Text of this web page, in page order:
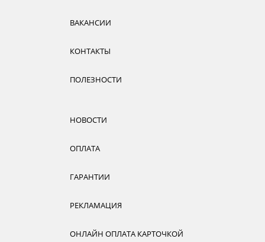
ВАКАНСИИ
КОНТАКТЫ
ПОЛЕЗНОСТИ
НОВОСТИ
ОПЛАТА
ГАРАНТИИ
РЕКЛАМАЦИЯ
ОНЛАЙН ОПЛАТА КАРТОЧКОЙ